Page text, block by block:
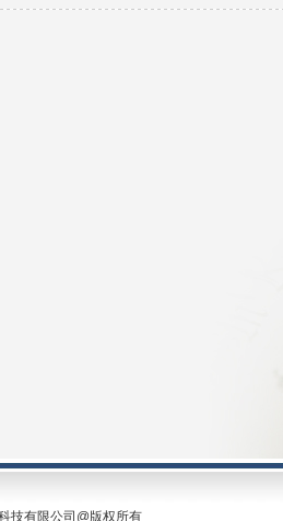
技有限公司@版权所有